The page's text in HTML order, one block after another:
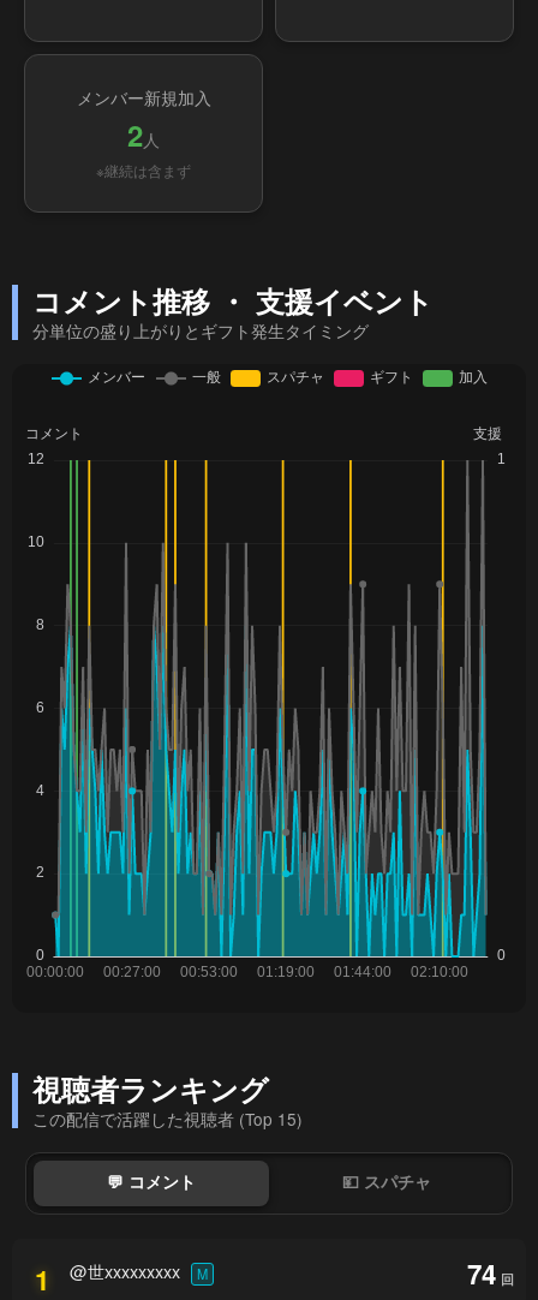
メンバー新規加入
2人
※継続は含まず
コメント推移 ・ 支援イベント
分単位の盛り上がりとギフト発生タイミング
視聴者ランキング
この配信で活躍した視聴者 (Top 15)
💬 コメント 💴 スパチャ
1 @世xxxxxxxxx M 74 回